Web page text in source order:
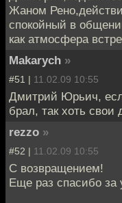
Жаном
спокойный в
как атмосфера
Makarych »
#51 | 11.02.09 10:55
Дмитрий Юрьич,
брал, так хоть свои
rezzo »
#52 | 11.02.09 10:55
С возвращением!
Еще раз спасибо за